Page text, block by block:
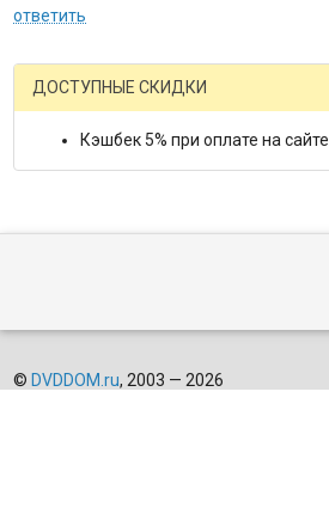
ответить
ДОСТУПНЫЕ СКИДКИ
Кэшбек 5% при оплате на сайте
© DVDDOM.ru, 2003 — 2026